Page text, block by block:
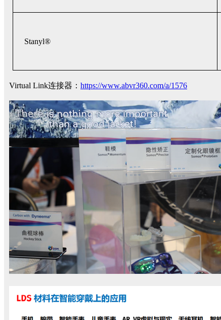
Stanyl®
Virtual Link连接器： https://www.abvr360.com/a/1576